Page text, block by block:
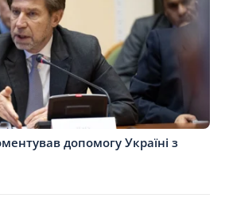
допомогу Україні з